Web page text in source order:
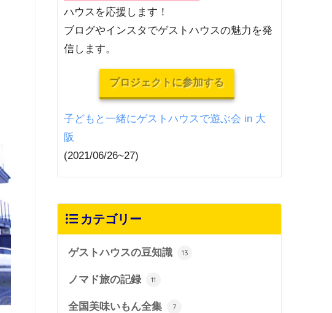
ハウスを応援します！
ブログやインスタでゲストハウスの魅力を発
信します。
プロジェクトに参加する
子どもと一緒にゲストハウスで遊ぶ会 in 大
阪
(2021/06/26~27)
カテゴリー
ゲストハウスの豆知識 13
ノマド旅の記録 11
全国美味いもん全集 7